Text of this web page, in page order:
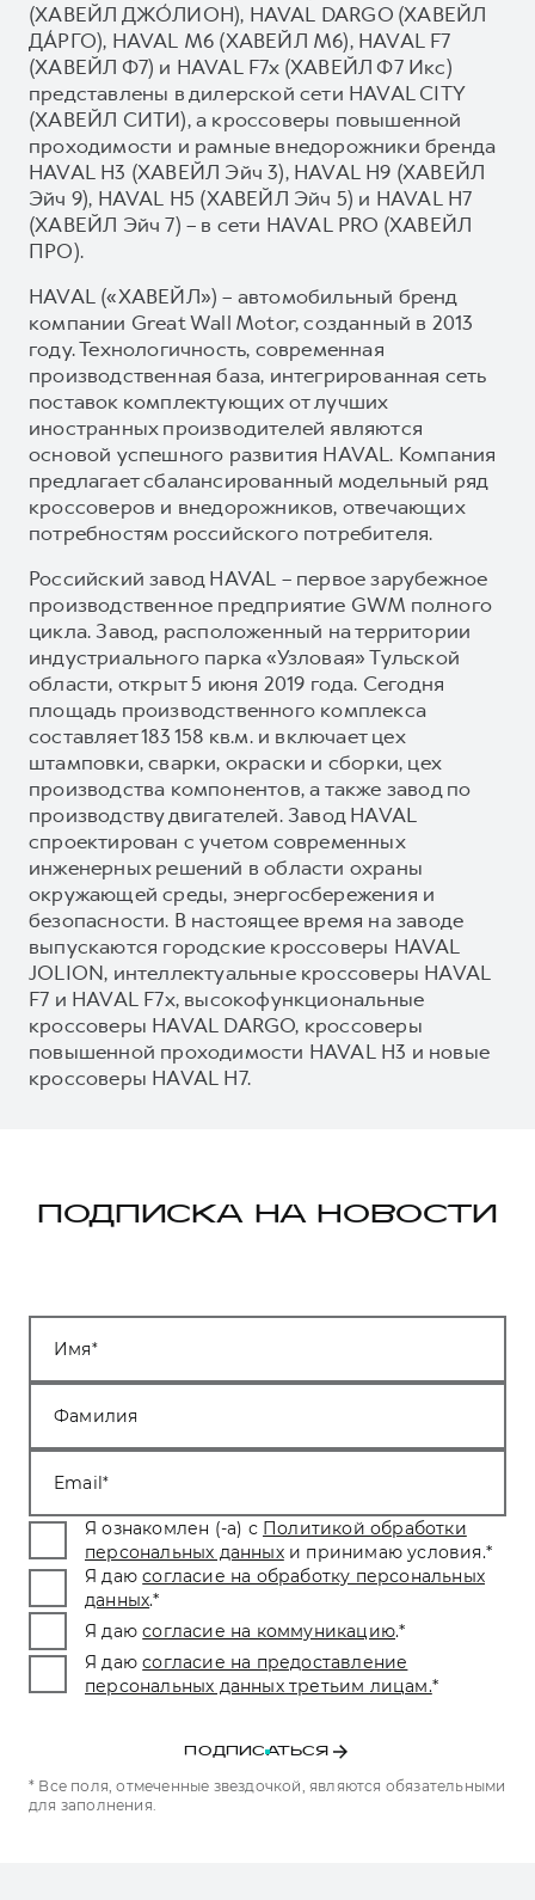
(ХАВЕЙЛ ДЖО́ЛИОН), HAVAL DARGO (ХАВЕЙЛ
ДА́РГО), HAVAL М6 (ХАВЕЙЛ M6), HAVAL F7
(ХАВЕЙЛ Ф7) и HAVAL F7x (ХАВЕЙЛ Ф7 Икс)
представлены в дилерской сети HAVAL CITY
(ХАВЕЙЛ СИТИ), а кроссоверы повышенной
проходимости и рамные внедорожники бренда
HAVAL H3 (ХАВЕЙЛ Эйч 3), HAVAL H9 (ХАВЕЙЛ
Эйч 9), HAVAL H5 (ХАВЕЙЛ Эйч 5) и HAVAL H7
(ХАВЕЙЛ Эйч 7) – в сети HAVAL PRO (ХАВЕЙЛ
ПРО).
HAVAL («ХАВЕЙЛ») – автомобильный бренд
компании Great Wall Motor, созданный в 2013
году. Технологичность, современная
производственная база, интегрированная сеть
поставок комплектующих от лучших
иностранных производителей являются
основой успешного развития HAVAL. Компания
предлагает сбалансированный модельный ряд
кроссоверов и внедорожников, отвечающих
потребностям российского потребителя.
Российский завод HAVAL – первое зарубежное
производственное предприятие GWM полного
цикла. Завод, расположенный на территории
индустриального парка «Узловая» Тульской
области, открыт 5 июня 2019 года. Сегодня
площадь производственного комплекса
составляет 183 158 кв.м. и включает цех
штамповки, сварки, окраски и сборки, цех
производства компонентов, а также завод по
производству двигателей. Завод HAVAL
спроектирован с учетом современных
инженерных решений в области охраны
окружающей среды, энергосбережения и
безопасности. В настоящее время на заводе
выпускаются городские кроссоверы HAVAL
JOLION, интеллектуальные кроссоверы HAVAL
F7 и HAVAL F7x, высокофункциональные
кроссоверы HAVAL DARGO, кроссоверы
повышенной проходимости HAVAL H3 и новые
кроссоверы HAVAL H7.
ПОДПИСКА НА НОВОСТИ
Имя
Фамилия
Email
Я ознакомлен (-а) с Политикой обработки
персональных данных и принимаю условия.*
Я даю согласие на обработку персональных
данных.*
Я даю согласие на коммуникацию.*
Я даю согласие на предоставление
персональных данных третьим лицам.*
ПОДПИСАТЬСЯ
* Все поля, отмеченные звездочкой, являются обязательными
для заполнения.